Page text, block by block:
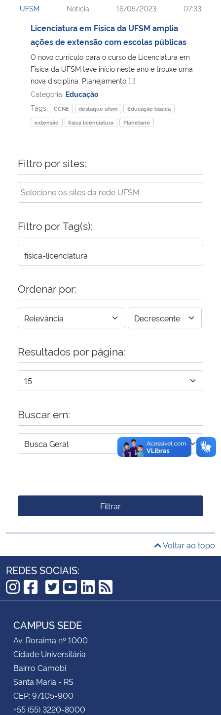
Ministério da Cidadania
Ministério de Minas e Energia
Ministério da Ciência, Tecnologia, Inovações e Comunicações
Ministério do Meio Ambiente
Ministério do Desenvolvimento Regional
Controladoria-Geral da União
Secretaria-Geral
Gabinete de Segurança Institucional
Advocacia-Geral da União
Banco Central do Brasil
UFSM Notícia 16/05/2023 07:33
Licenciatura em Física da UFSM amplia
ações de extensão com escolas públicas
O novo currículo para o curso de Licenciatura em
Física da UFSM teve início neste ano e trouxe uma
nova disciplina: Planejamento […]
Categoria: Educação
Tags:
CCNE destaque ufsm
Educação básica
extensão
física licenciatura Planetário
Filtro por sites:
Filtro por Tag(s):
Ordenar por:
Resultados por página:
Buscar em:
Filtrar
Voltar ao topo
REDES SOCIAIS:
Instagram
Facebook
TikTok
Twitter
YouTube
LinkedIn
RSS
CAMPUS SEDE
Av. Roraima nº 1000
Cidade Universitária
Bairro Camobi
Santa Maria - RS
CEP: 97105-900
+55 (55) 3220-8000